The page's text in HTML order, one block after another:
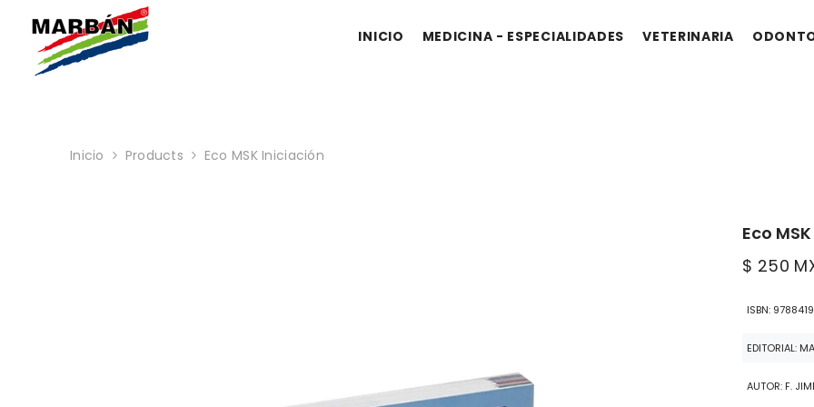
INICIO
MEDICINA - ESPECIALIDADES VETERINARIA
Inicio Products Eco MSK Iniciación
Eco
$ 250
ISBN:
EDITORIAL:
AUTOR: F.